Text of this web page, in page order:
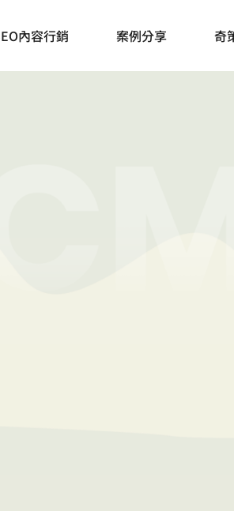
內容行銷 案例分享 奇
策略，一